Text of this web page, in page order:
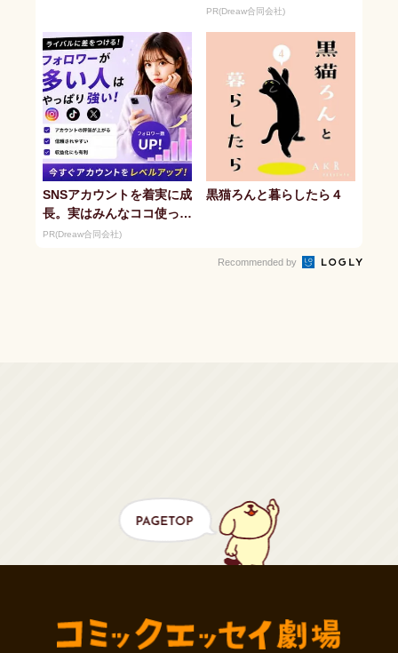
ます。
PR(Dreaw合同会社)
SNSアカウントを着実に成
長。実はみんなココ使って
ます。
PR(Dreaw合同会社)
黒猫ろんと暮らしたら４
Recommended by